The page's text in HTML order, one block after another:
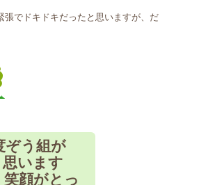
でドキドキだったと思いますが、だ
う組が
います
顔がとっ